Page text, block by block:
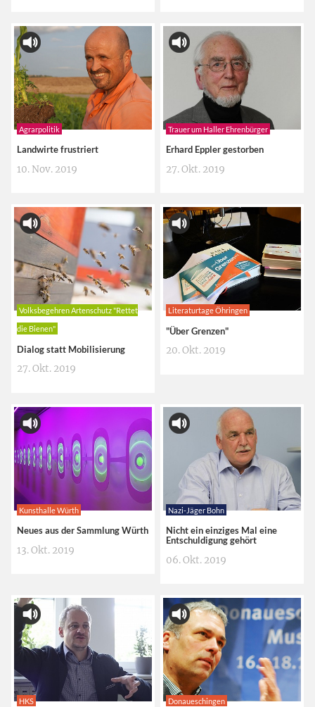
Agrarpolitik
Landwirte frustriert
10. Nov. 2019
Trauer um Haller Ehrenbürger
Erhard Eppler gestorben
27. Okt. 2019
Volksbegehren Artenschutz "Rettet
die Bienen"
Dialog statt Mobilisierung
27. Okt. 2019
Literaturtage Öhringen
"Über Grenzen"
20. Okt. 2019
Kunsthalle Würth
Neues aus der Sammlung Würth
13. Okt. 2019
Nazi-Jäger Bohn
Nicht ein einziges Mal eine
Entschuldigung gehört
06. Okt. 2019
HKS Donaueschingen